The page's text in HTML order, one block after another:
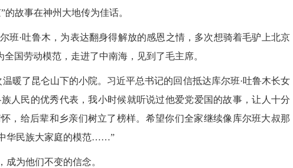
故事在神州大地传为佳话。
·吐鲁木，为表达翻身得解放的感恩之情，多次想骑着毛驴上北京
国劳动模范，走进了中南海，见到了毛主席。
了昆仑山下的小院。习近平总书记的回信抵达库尔班·吐鲁木长女
人民的优秀代表，我小时候就听说过他爱党爱国的故事，让人十分
，给后辈和乡亲们树立了榜样。希望你们全家继续像库尔班大叔那
华民族大家庭的模范……”
为他们不变的信念。